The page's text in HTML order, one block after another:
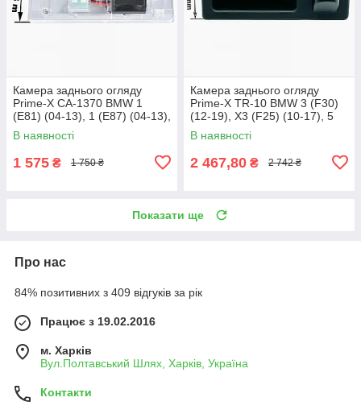
Камера заднього огляду
Prime-X CA-1370 BMW 1
(E81) (04-13), 1 (E87) (04-13),
1 (F20) (13-17), Z4 (E89) (09-
16), 6
В наявності
1 575 ₴ 1 750 ₴
Камера заднього огляду
Prime-X TR-10 BMW 3 (F30)
(12-19), X3 (F25) (10-17), 5
(F10/F11/F07) (10-17)
В наявності
2 467,80 ₴ 2 742 ₴
Показати ще
Про нас
84% позитивних з 409 відгуків за рік
Працює з 19.02.2016
м. Харків
Вул.Полтавський Шлях, Харків, Україна
Контакти